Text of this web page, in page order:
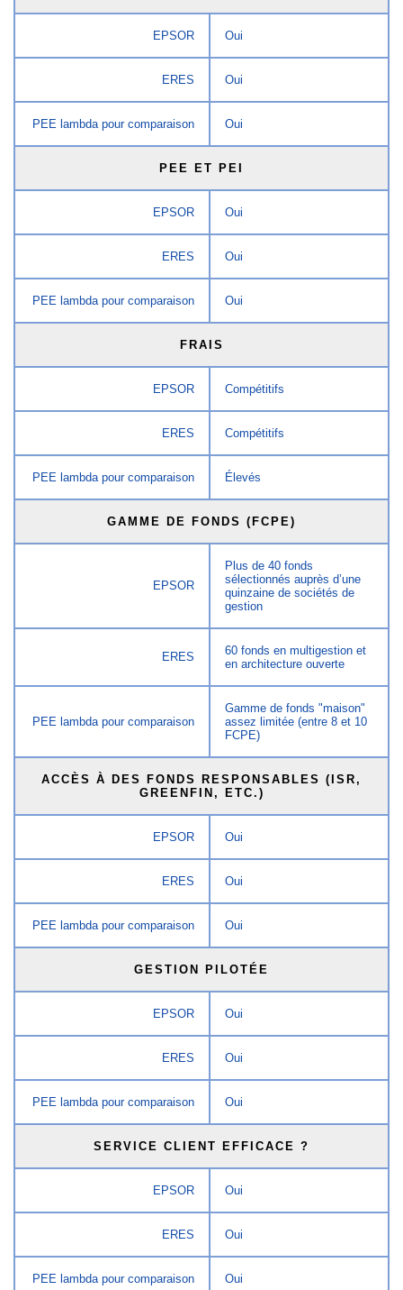
EPSOR Oui
ERES Oui
PEE lambda pour comparaison Oui
PEE ET PEI
EPSOR Oui
ERES Oui
PEE lambda pour comparaison Oui
FRAIS
EPSOR Compétitifs
ERES Compétitifs
PEE lambda pour comparaison Élevés
GAMME DE FONDS (FCPE)
EPSOR
Plus de 40 fonds
sélectionnés auprès d’une
quinzaine de sociétés de
gestion
ERES
60 fonds en multigestion et
en architecture ouverte
PEE lambda pour comparaison
Gamme de fonds "maison"
assez limitée (entre 8 et 10
FCPE)
ACCÈS À DES FONDS RESPONSABLES (ISR,
GREENFIN, ETC.)
EPSOR Oui
ERES Oui
PEE lambda pour comparaison Oui
GESTION PILOTÉE
EPSOR Oui
ERES Oui
PEE lambda pour comparaison Oui
SERVICE CLIENT EFFICACE ?
EPSOR Oui
ERES Oui
PEE lambda pour comparaison Oui